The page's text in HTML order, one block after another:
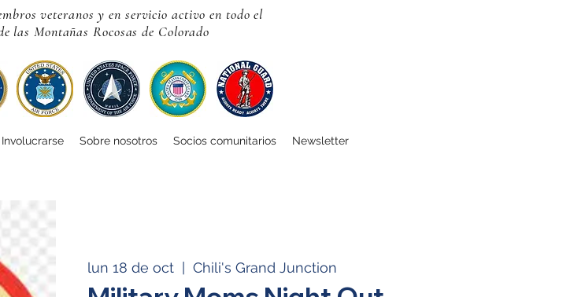
veteranos y en servicio activo en todo el
las Montañas Rocosas de Colorado
Sobre nosotros Socios comunitarios Newsletter
lun 18 de oct Chili's Grand Junction